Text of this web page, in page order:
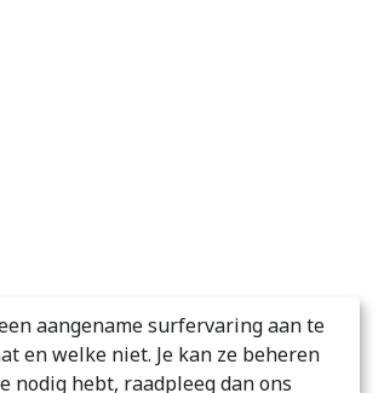
aangename surfervaring aan te
en welke niet. Je kan ze beheren
nodig hebt, raadpleeg dan ons